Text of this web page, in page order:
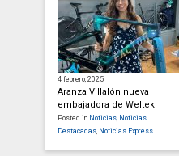
4 febrero, 2025
Aranza Villalón nueva
embajadora de Weltek
Posted in Noticias Noticias
Destacadas Noticias Express